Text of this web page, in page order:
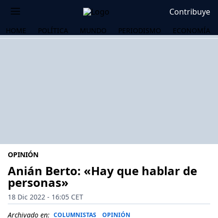
Contribuye
HOME POLÍTICA MUNDO PERIODISMO ECONOMÍA
OPINIÓN
Anián Berto: «Hay que hablar de
personas»
18 Dic 2022 - 16:05 CET
Archivado en: COLUMNISTAS OPINIÓN